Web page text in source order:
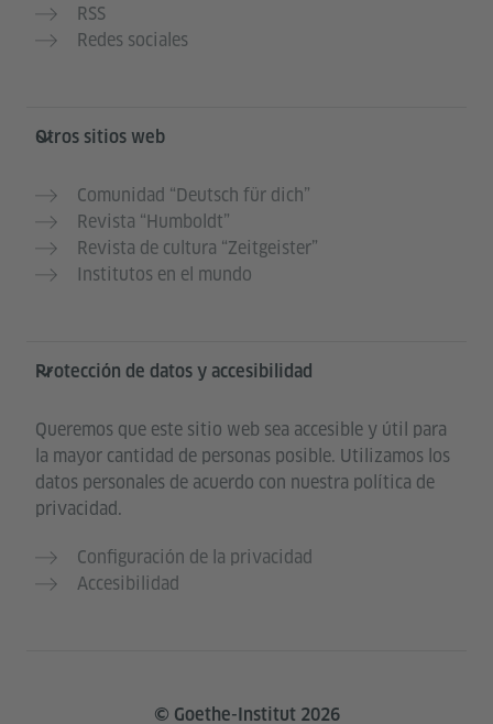
RSS
Redes sociales
Otros sitios web
Comunidad “Deutsch für dich”
Revista “Humboldt”
Revista de cultura “Zeitgeister”
Institutos en el mundo
Protección de datos y accesibilidad
Queremos que este sitio web sea accesible y útil para
la mayor cantidad de personas posible. Utilizamos los
datos personales de acuerdo con nuestra política de
privacidad.
Configuración de la privacidad
Accesibilidad
© Goethe-Institut 2026